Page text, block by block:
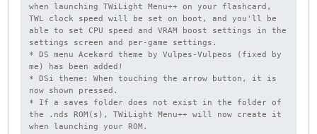
when launching TWiLight Menu++ on your flashcard,
TWL clock speed will be set on boot, and you'll be
able to set CPU speed and VRAM boost settings in the
settings screen and per-game settings.
* DS menu Acekard theme by Vulpes-Vulpeos (fixed by
me) has been added!
* DSi theme: When touching the arrow button, it is
now shown pressed.
* If a saves folder does not exist in the folder of
the .nds ROM(s), TWiLight Menu++ will now create it
when launching your ROM.